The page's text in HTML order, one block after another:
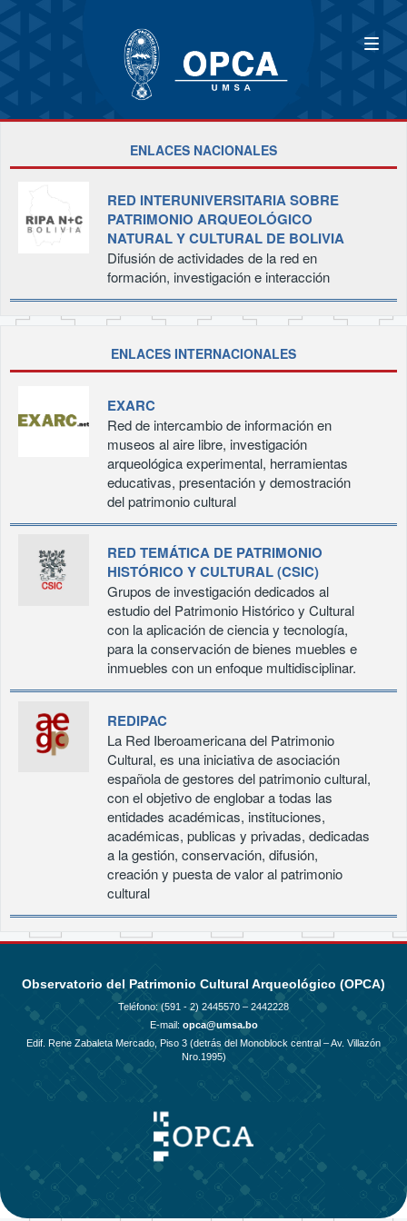
ENLACES NACIONALES
RED INTERUNIVERSITARIA SOBRE
PATRIMONIO ARQUEOLÓGICO
NATURAL Y CULTURAL DE BOLIVIA
Difusión de actividades de la red en
formación, investigación e interacción
ENLACES INTERNACIONALES
EXARC
Red de intercambio de información en
museos al aire libre, investigación
arqueológica experimental, herramientas
educativas, presentación y demostración
del patrimonio cultural
RED TEMÁTICA DE PATRIMONIO
HISTÓRICO Y CULTURAL (CSIC)
Grupos de investigación dedicados al
estudio del Patrimonio Histórico y Cultural
con la aplicación de ciencia y tecnología,
para la conservación de bienes muebles e
inmuebles con un enfoque multidisciplinar.
REDIPAC
La Red Iberoamericana del Patrimonio
Cultural, es una iniciativa de asociación
española de gestores del patrimonio cultural,
con el objetivo de englobar a todas las
entidades académicas, instituciones,
académicas, publicas y privadas, dedicadas
a la gestión, conservación, difusión,
creación y puesta de valor al patrimonio
cultural
Observatorio del Patrimonio Cultural Arqueológico (OPCA)
Teléfono: (591 - 2) 2445570 – 2442228
E-mail: opca@umsa.bo
Edif. Rene Zabaleta Mercado, Piso 3 (detrás del Monoblock central – Av. Villazón
Nro.1995)